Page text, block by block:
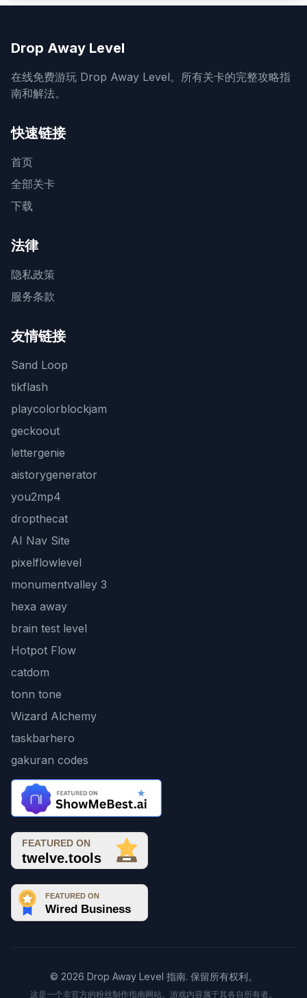
Drop Away Level
在线免费游玩 Drop Away Level。所有关卡的完整攻略指
南和解法。
快速链接
首页
全部关卡
下载
法律
隐私政策
服务条款
友情链接
Sand Loop
tikflash
playcolorblockjam
geckoout
lettergenie
aistorygenerator
you2mp4
dropthecat
AI Nav Site
pixelflowlevel
monumentvalley 3
hexa away
brain test level
Hotpot Flow
catdom
tonn tone
Wizard Alchemy
taskbarhero
gakuran codes
© 2026 Drop Away Level 指南. 保留所有权利。
这是一个非官方的粉丝制作指南网站。游戏内容属于其各自所有者。